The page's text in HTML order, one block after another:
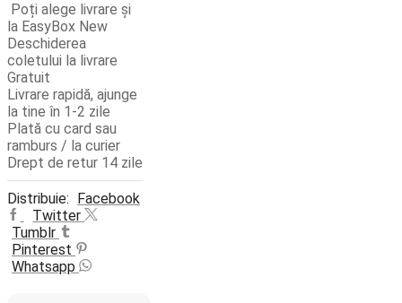
Poți alege livrare și
la EasyBox New
Deschiderea
coletului la livrare
Gratuit
Livrare rapidă, ajunge
la tine în 1-2 zile
Plată cu card sau
ramburs / la curier
Drept de retur 14 zile
Distribuie: Facebook
Twitter
Tumblr
Pinterest
Whatsapp